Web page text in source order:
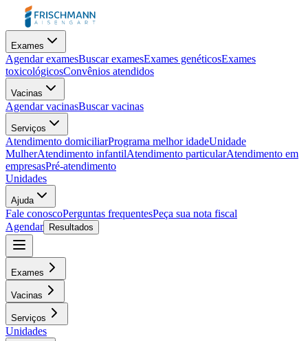
Exames
Agendar examesBuscar examesExames genéticosExames
toxicológicosConvênios atendidos
Vacinas
Agendar vacinasBuscar vacinas
Serviços
Atendimento domiciliarPrograma melhor idadeUnidade
MulherAtendimento infantilAtendimento particularAtendimento em
empresasPré-atendimento
Unidades
Ajuda
Fale conoscoPerguntas frequentesPeça sua nota fiscal
Agendar
Resultados
Exames
Vacinas
Serviços
Unidades